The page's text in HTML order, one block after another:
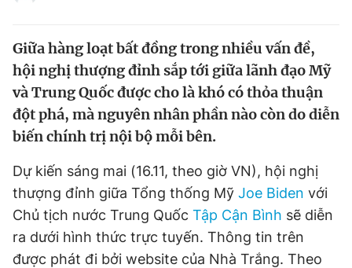
Video Magazine
Sản phẩm khác
Thông tin tòa soạn Liên hệ quảng cáo
Giữa hàng loạt bất đồng trong nhiều vấn đề,
hội nghị thượng đỉnh sắp tới giữa lãnh đạo Mỹ
và Trung Quốc được cho là khó có thỏa thuận
đột phá, mà nguyên nhân phần nào còn do diễn
biến chính trị nội bộ mỗi bên.
Dự kiến sáng mai (16.11, theo giờ VN), hội nghị
thượng đỉnh giữa Tổng thống Mỹ Joe Biden với
Chủ tịch nước Trung Quốc Tập Cận Bình sẽ diễn
ra dưới hình thức trực tuyến. Thông tin trên
được phát đi bởi website của Nhà Trắng. Theo